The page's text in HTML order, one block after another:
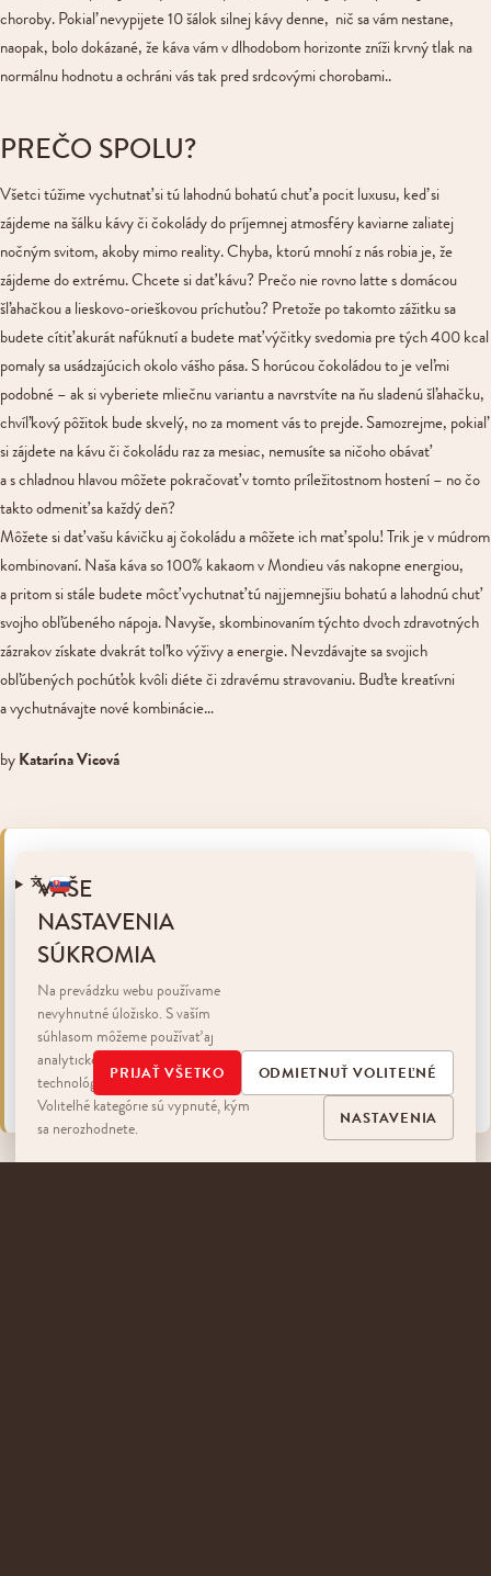
choroby. Pokiaľ nevypijete 10 šálok silnej kávy denne, nič sa vám nestane,
naopak, bolo dokázané, že káva vám v dlhodobom horizonte zníži krvný tlak na
normálnu hodnotu a ochráni vás tak pred srdcovými chorobami..
PREČO SPOLU?
Všetci túžime vychutnať si tú lahodnú bohatú chuť a pocit luxusu, keď si
zájdeme na šálku kávy či čokolády do príjemnej atmosféry kaviarne zaliatej
nočným svitom, akoby mimo reality. Chyba, ktorú mnohí z nás robia je, že
zájdeme do extrému. Chcete si dať kávu? Prečo nie rovno latte s domácou
šľahačkou a lieskovo-orieškovou príchuťou? Pretože po takomto zážitku sa
budete cítiť akurát nafúknutí a budete mať výčitky svedomia pre tých 400 kcal
pomaly sa usádzajúcich okolo vášho pása. S horúcou čokoládou to je veľmi
podobné – ak si vyberiete mliečnu variantu a navrstvíte na ňu sladenú šľahačku,
chvíľkový pôžitok bude skvelý, no za moment vás to prejde. Samozrejme, pokiaľ
si zájdete na kávu či čokoládu raz za mesiac, nemusíte sa ničoho obávať
a s chladnou hlavou môžete pokračovať v tomto príležitostnom hostení – no čo
takto odmeniť sa každý deň?
Môžete si dať vašu kávičku aj čokoládu a môžete ich mať spolu! Trik je v múdrom
kombinovaní. Naša káva so 100% kakaom v Mondieu vás nakopne energiou,
a pritom si stále budete môcť vychutnať tú najjemnejšiu bohatú a lahodnú chuť
svojho obľúbeného nápoja. Navyše, skombinovaním týchto dvoch zdravotných
zázrakov získate dvakrát toľko výživy a energie. Nevzdávajte sa svojich
obľúbených pochúťok kvôli diéte či zdravému stravovaniu. Buďte kreatívni
a vychutnávajte nové kombinácie…
by Katarína Vicová
ZDROJE:
Ashton, M. (2013). Cocoa powder health benefits
http://www.livestrong.com/article/331715-cocoa-powder-health-benefits/
favorite).Retrieved from: http://authoritynutrition.com/top-13-evidence-
based-health-benefits-of-coffee/
Lynn, D. (2015).What are the health benefits of cocoa & coffee?Retrieved
from: http://www.livestrong.com/article/449350-what-are-the-health-
benefits-of-cocoa-coffee/
VAŠE
NASTAVENIA
SÚKROMIA
Na prevádzku webu používame
nevyhnutné úložisko. S vaším
súhlasom môžeme používať aj
analytické a marketingové
technológie a externé médiá.
Voliteľné kategórie sú vypnuté, kým
sa nerozhodnete.
PRIJAŤ VŠETKO ODMIETNUŤ VOLITEĽNÉ
NASTAVENIA